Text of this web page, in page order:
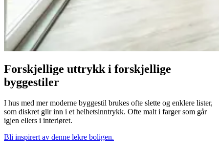
Forskjellige uttrykk i forskjellige
byggestiler
I hus med mer moderne byggestil brukes ofte slette og enklere lister,
som diskret glir inn i et helhetsinntrykk. Ofte malt i farger som går
igjen ellers i interiøret.
Bli inspirert av denne lekre boligen.